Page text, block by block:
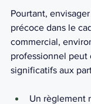
Pourtant,
précoce dans le
commercial,
professionnel
significatifs aux
Un règlement